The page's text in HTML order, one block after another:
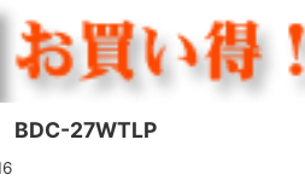
BDC-27WTLP